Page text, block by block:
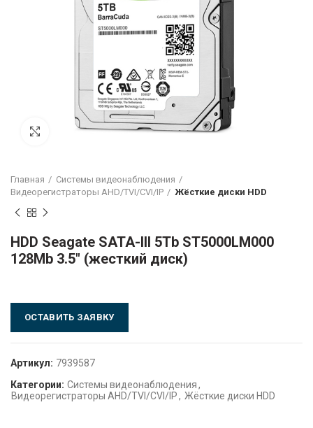
Click to enlarge
Главная
Системы видеонаблюдения
Видеорегистраторы AHD/TVI/CVI/IP
Жёсткие диски HDD
HDD Seagate SATA-III 5Tb ST5000LM000
128Mb 3.5″ (жесткий диск)
ОСТАВИТЬ ЗАЯВКУ
Артикул: 7939587
Категории: Системы видеонаблюдения,
Видеорегистраторы AHD/TVI/CVI/IP, Жёсткие диски HDD